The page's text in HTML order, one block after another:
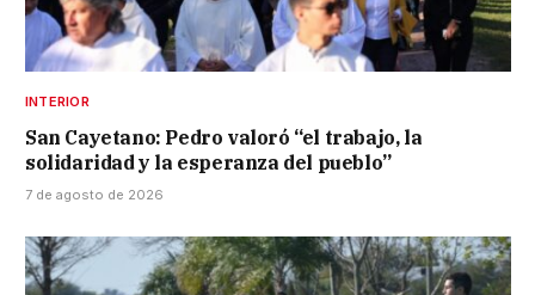
INTERIOR
San Cayetano: Pedro valoró “el trabajo, la
solidaridad y la esperanza del pueblo”
7 de agosto de 2026